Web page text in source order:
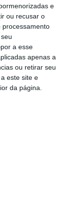
e
ou recusar o
processamento
a esse
apenas a
ou retirar seu
este site e
da página.
que
ou